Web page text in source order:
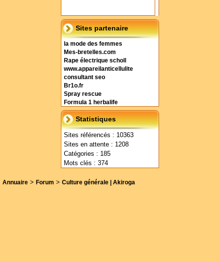
Sites partenaire
la mode des femmes
Mes-bretelles.com
Rape électrique scholl
www.appareilanticellulite
consultant seo
Br1o.fr
Spray rescue
Formula 1 herbalife
Statistiques
Sites référencés : 10363
Sites en attente : 1208
Catégories : 185
Mots clés : 374
Annuaire > Forum > Culture générale | Akiroga